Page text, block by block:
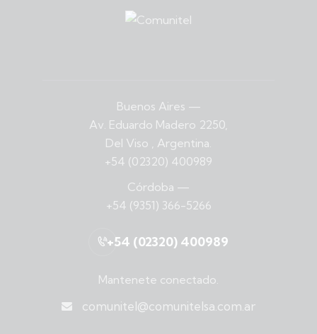
Buenos Aires —
Av. Eduardo Madero 2250,
Del Viso , Argentina.
+54 (02320) 400989
Córdoba —
+54 (9351) 366-5266
+54 (02320) 400989
Mantenete conectado.
comunitel@comunitelsa.com.ar